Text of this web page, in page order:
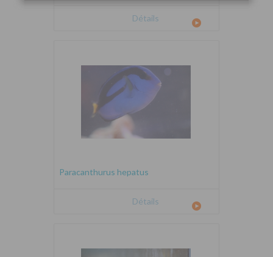
Détails
Paracanthurus hepatus
Détails